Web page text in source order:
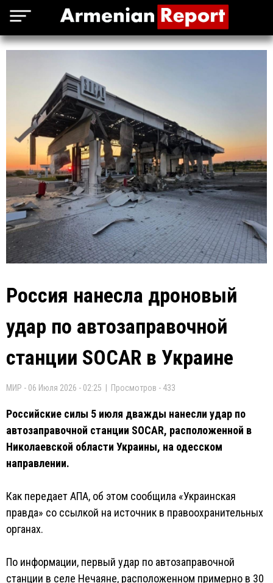
Россия нанесла дроновый
удар по автозаправочной
станции SOCAR в Украине
МИР - 06 Июля 2026 - 02:25 | Просмотров - 433
Российские силы 5 июля дважды нанесли удар по
автозаправочной станции SOCAR, расположенной в
Николаевской области Украины, на одесском
направлении.
Как передает АПА, об этом сообщила «Украинская
правда» со ссылкой на источник в правоохранительных
органах.
По информации, первый удар по автозаправочной
станции в селе Нечаяне, расположенном примерно в 30